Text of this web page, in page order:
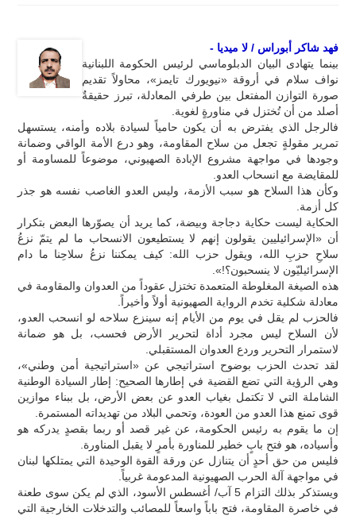
فهد شاكر أبوراس / لا ميديا -
بينما يتهادى البيان الدبلوماسي لرئيس الحكومة اللبنانية
نواف سلام في أروقة «نيويورك تايمز»، محاولاً تقديم
صورة التوازن المفتعل بين طرفي المعادلة، تبرز حقيقةٌ
أصلد من أن تُختزل في مناورةٍ لغوية.
فالرجل الذي يفترض به أن يكون حامياً لسيادة بلاده وأمنه، يستسهل
تمرير مقولةٍ تجعل من سلاح المقاومة، وهو درع الأمة الواقي وضمانة
وجودها في مواجهة مشروع الإبادة الصهيوني، موضوعاً للمساومة أو
للمقايضة مع انسحاب العدو.
وكأن هذا السلاح هو سبب الأزمة، وليس العدو الغاصب نفسه هو جذر
كل أزمة.
الحكاية ليست حكاية دجاجة وبيضة، كما يريد أن يصوّرها البعض بتكرار
أن «الإسرائيليين يقولون إنهم لا يستطيعون الانسحاب ما لم يتمّ نزعُ
سلاحِ حزبِ الله، ويقول حزب الله: كيف يمكننا نزعُ سلاحِنا ما دام
الإسرائيليّون لا ينسحبون؟!».
هذه الصيغة المغلوطة المتعمدة تختزل عقوداً من العدوان والمقاومة في
معادلة شكلية تخدم الرواية الصهيونية أولاً وأخيراً.
فالحزب لم يقل في يوم من الأيام إنه سينزع سلاحه لو انسحب العدو،
لأن السلاح ليس مجرد أداة لتحرير الأرض فحسب، بل هو ضمانة
لاستمرار التحرير وردع العدوان المستقبلي.
لقد تحدث الحزب بوضوح استراتيجي عن «استراتيجية أمن وطني»،
وهي الرؤية التي تضع القضية في إطارها الصحيح: إطار السيادة الوطنية
الشاملة التي لا تكتمل بغياب العدو عن بعض الأرض، بل ببناء موازين
قوى تمنع هذا العدو من العودة، وتحمي البلاد من تهديداته المستمرة.
إن ما يقوم به رئيس الحكومة، عن غير قصد أو ربما بقصدٍ يدركه هو
وأسياده، هو فتح بابٍ خطير للمناورة بأمرٍ لا يقبل المناورة.
فليس من حق أحدٍ أن يتنازل عن ورقة القوة الوحيدة التي يمتلكها لبنان
في مواجهة آلة الحرب الصهيونية المدعومة غربياً.
ويستذكر بذلك التزام 5 آب/ أغسطس الأسود، الذي لم يكن سوى طعنة
في خاصرة المقاومة، فتح باباً واسعاً للمصائب والتدخلات الخارجية التي